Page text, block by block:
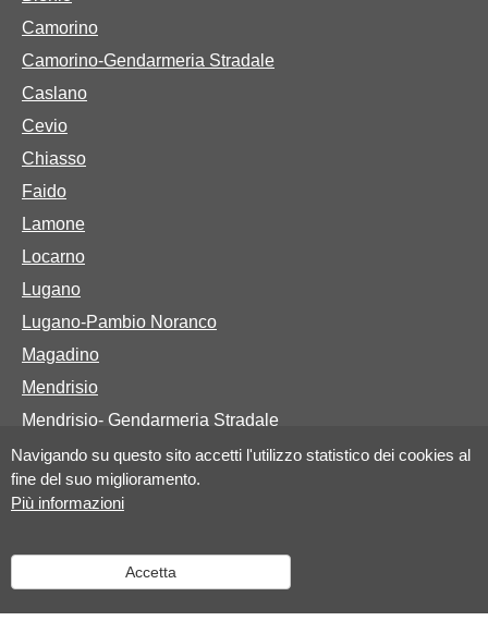
Navigando su questo sito accetti l'utilizzo statistico dei cookies al
fine del suo miglioramento.
Più informazioni
Accetta
Camorino
Camorino-Gendarmeria Stradale
Caslano
Cevio
Chiasso
Faido
Lamone
Locarno
Lugano
Lugano-Pambio Noranco
Magadino
Mendrisio
Mendrisio- Gendarmeria Stradale
Basi legali
Legge sulla protezione dei dati personali elaborati dalla